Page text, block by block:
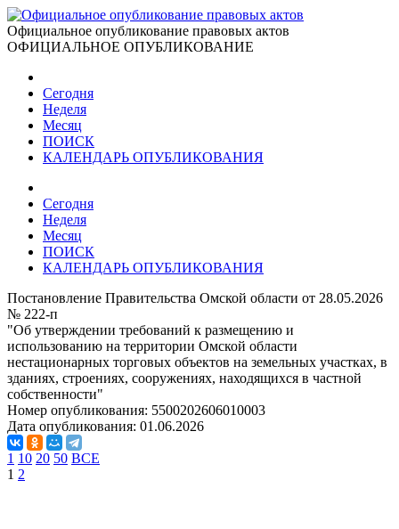
Официальное опубликование правовых актов
ОФИЦИАЛЬНОЕ ОПУБЛИКОВАНИЕ
Сегодня
Неделя
Месяц
ПОИСК
КАЛЕНДАРЬ ОПУБЛИКОВАНИЯ
Сегодня
Неделя
Месяц
ПОИСК
КАЛЕНДАРЬ ОПУБЛИКОВАНИЯ
Постановление Правительства Омской области от 28.05.2026
№ 222-п
"Об утверждении требований к размещению и
использованию на территории Омской области
нестационарных торговых объектов на земельных участках, в
зданиях, строениях, сооружениях, находящихся в частной
собственности"
Номер опубликования: 5500202606010003
Дата опубликования: 01.06.2026
1 10 20 50 ВСЕ
1 2